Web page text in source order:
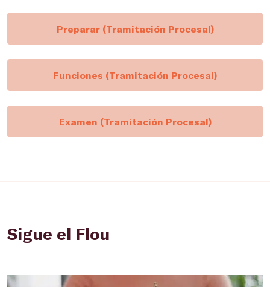
Preparar (Tramitación Procesal)
Funciones (Tramitación Procesal)
Examen (Tramitación Procesal)
Sigue el Flou